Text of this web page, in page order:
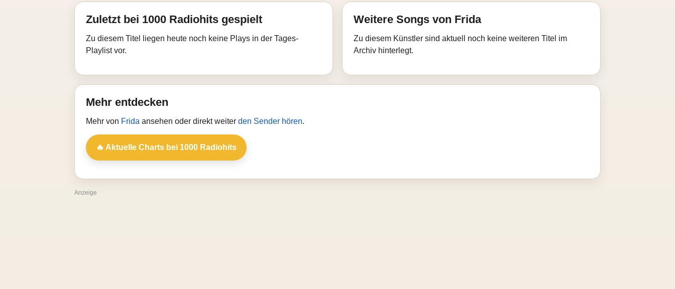
Zuletzt bei 1000 Radiohits gespielt
Zu diesem Titel liegen heute noch keine Plays in der Tages-
Playlist vor.
Weitere Songs von Frida
Zu diesem Künstler sind aktuell noch keine weiteren Titel im
Archiv hinterlegt.
Mehr entdecken
Mehr von Frida ansehen oder direkt weiter den Sender hören.
🔥 Aktuelle Charts bei 1000 Radiohits
Anzeige